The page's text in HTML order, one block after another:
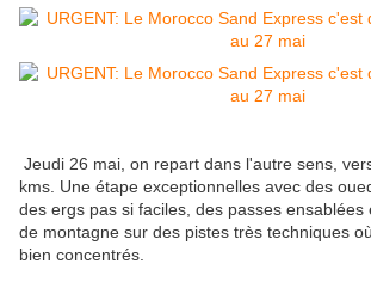
Jeudi 26 mai, on repart dans l'autre sens,
kms. Une étape exceptionnelles avec des
des ergs pas si faciles, des passes ensablées
de montagne sur des pistes très techniques
bien concentrés.